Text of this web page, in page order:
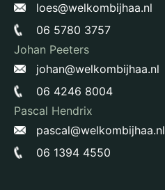
loes@welkombijhaa.nl
06 5780 3757
Johan Peeters
johan@welkombijhaa.nl
06 4246 8004
Pascal Hendrix
pascal@welkombijhaa.nl
06 1394 4550